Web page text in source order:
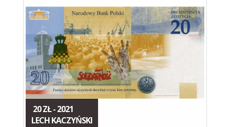
20 ZŁ - 2021
LECH KACZYŃSKI